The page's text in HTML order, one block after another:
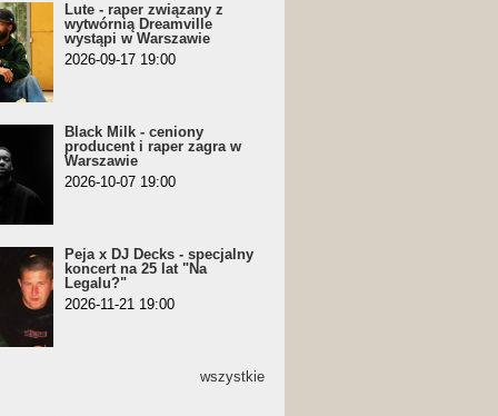
Lute - raper związany z
wytwórnią Dreamville
wystąpi w Warszawie
2026-09-17 19:00
Black Milk - ceniony
producent i raper zagra w
Warszawie
2026-10-07 19:00
Peja x DJ Decks - specjalny
koncert na 25 lat "Na
Legalu?"
2026-11-21 19:00
wszystkie